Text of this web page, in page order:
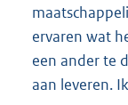
ervaren wat
een ander te
aan leveren.